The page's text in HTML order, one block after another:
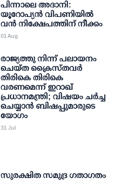
പിന്നാലെ അദാനി:
യൂറോപ്യന്‍ വിപണിയില്‍
വന്‍ നിക്ഷേപത്തിന് നീക്കം
01 Aug
രാജ്യത്തു നിന്ന് പലായനം
ചെയ്ത ക്രൈസ്തവര്‍
തിരികെ തിരികെ
വരണമെന്ന് ഇറാഖ്
പ്രധാനമന്ത്രി; വിഷയം ചര്‍ച്ച
ചെയ്യാന്‍ ബിഷപ്പുമാരുടെ
യോഗം
31 Jul
സുരക്ഷിത സമുദ്ര ഗതാഗതം